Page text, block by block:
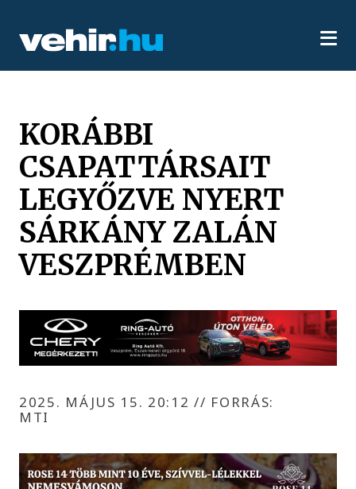
KORÁBBI
CSAPATTÁRSAIT
LEGYŐZVE NYERT
SÁRKÁNY ZALÁN
VESZPRÉMBEN
2025. MÁJUS 15. 20:12// FORRÁS:
MTI